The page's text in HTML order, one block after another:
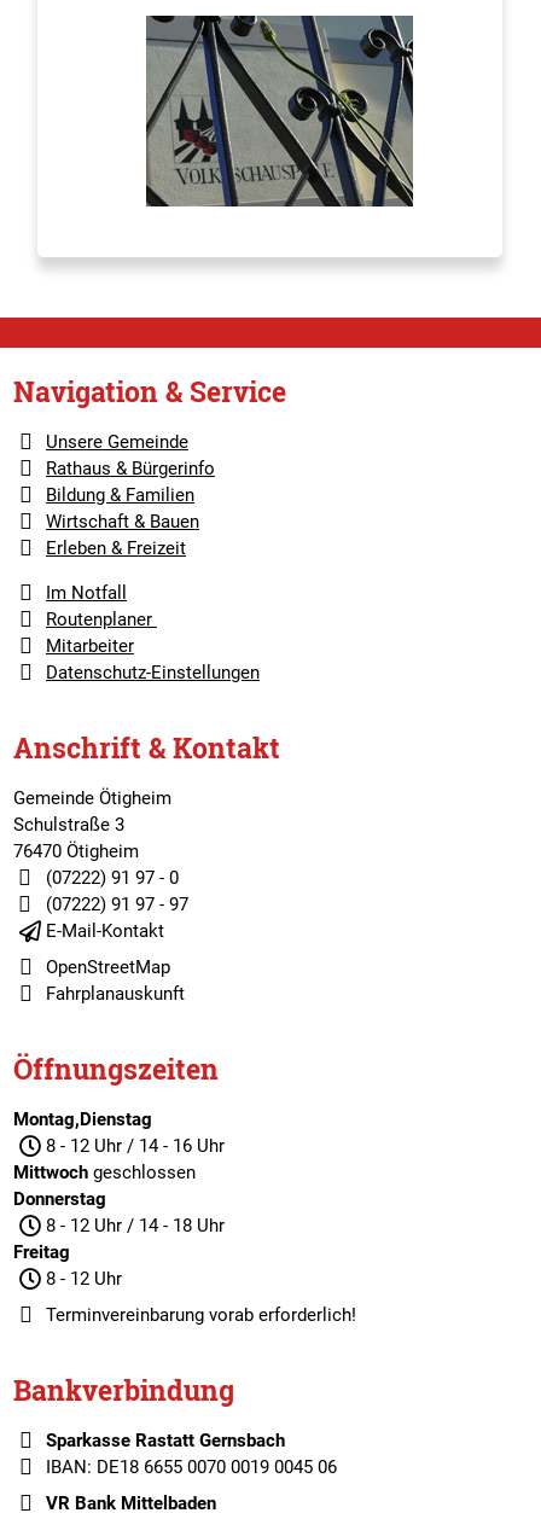
Navigation & Service
Unsere Gemeinde
Rathaus & Bürgerinfo
Bildung & Familien
Wirtschaft & Bauen
Erleben & Freizeit
Im Notfall
Routenplaner
Mitarbeiter
Datenschutz-Einstellungen
Anschrift & Kontakt
Gemeinde Ötigheim
Schulstraße 3
76470 Ötigheim
(07222) 91 97 - 0
(07222) 91 97 - 97
E-Mail-Kontakt
OpenStreetMap
Fahrplanauskunft
Öffnungszeiten
Montag,Dienstag
8 - 12 Uhr / 14 - 16 Uhr
Mittwochgeschlossen
Donnerstag
8 - 12 Uhr / 14 - 18 Uhr
Freitag
8 - 12 Uhr
Terminvereinbarungvorab erforderlich!
Bankverbindung
Sparkasse Rastatt Gernsbach
IBAN: DE18 6655 0070 0019 0045 06
VR Bank Mittelbaden